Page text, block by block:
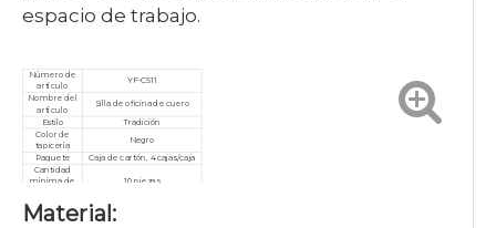
espacio de trabajo.
Número de
artículo
YF-C511
Nombre del
artículo
Silla de oficina de cuero
Estilo
Tradición
Color de
tapicería
Negro
Paquete
Caja de cartón, 4 cajas/caja
Cantidad
mínima de 10 piezas
Garantía
Servicio Personalizado, posventa
Material: